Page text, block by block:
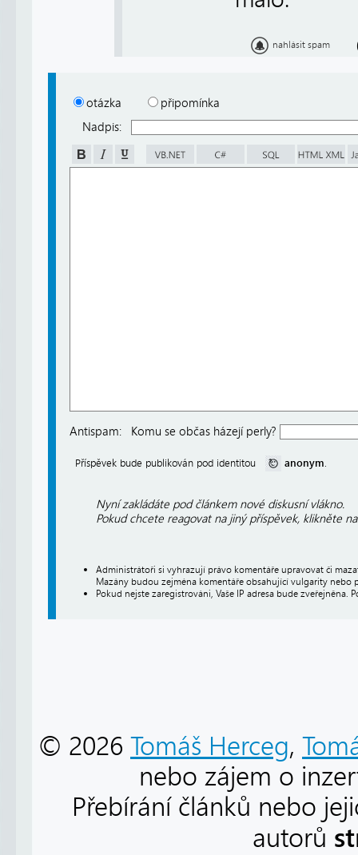
nahlásit spam
otázka
připomínka
Nadpis:
Antispam: Komu se občas házejí perly?
Příspěvek bude publikován pod identitou anonym.
Nyní zakládáte pod článkem nové diskusní vlákno.
Pokud chcete reagovat na jiný příspěvek, klikněte
Administrátoři si vyhrazují právo komentáře upravovat či
Mazány budou zejména komentáře obsahující vulgarity nebo
Pokud nejste zaregistrováni, Vaše IP adresa bude
© 2026 Tomáš Herceg,
nebo zájem o
Přebírání článků nebo
autorů